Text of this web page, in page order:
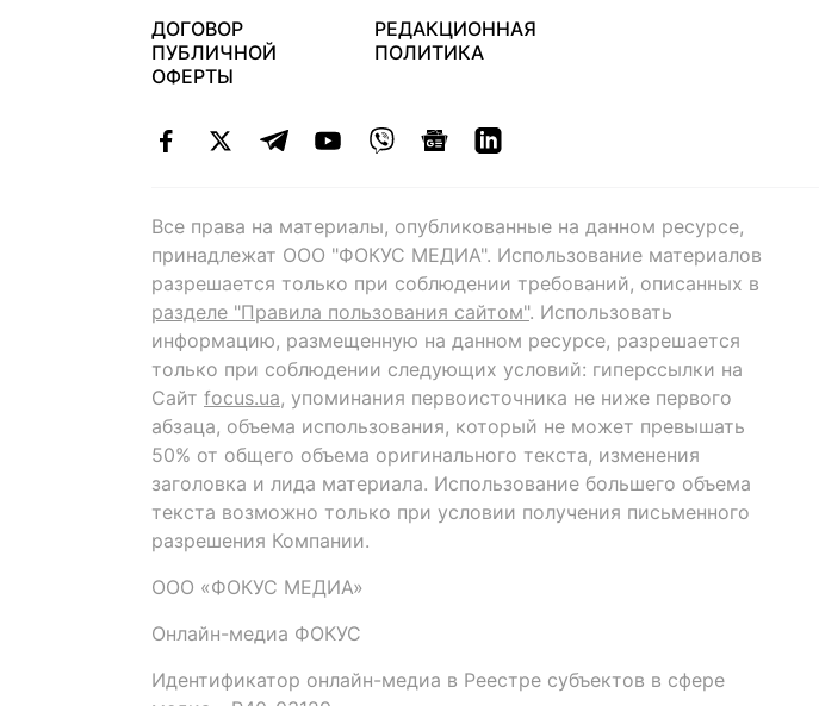
ДОГОВОР
ПУБЛИЧНОЙ
ОФЕРТЫ
РЕДАКЦИОННАЯ
ПОЛИТИКА
Все права на материалы, опубликованные на данном ресурсе,
принадлежат ООО "ФОКУС МЕДИА". Использование материалов
разрешается только при соблюдении требований, описанных в
разделе "Правила пользования сайтом". Использовать
информацию, размещенную на данном ресурсе, разрешается
только при соблюдении следующих условий: гиперссылки на
Сайт focus.ua, упоминания первоисточника не ниже первого
абзаца, объема использования, который не может превышать
50% от общего объема оригинального текста, изменения
заголовка и лида материала. Использование большего объема
текста возможно только при условии получения письменного
разрешения Компании.
ООО «ФОКУС МЕДИА»
Онлайн-медиа ФОКУС
Идентификатор онлайн-медиа в Реестре субъектов в сфере